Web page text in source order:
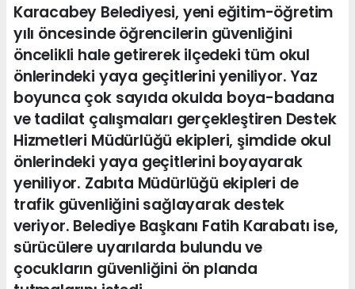
Karacabey Belediyesi, yeni eğitim-öğretim
yılı öncesinde öğrencilerin güvenliğini
öncelikli hale getirerek ilçedeki tüm okul
önlerindeki yaya geçitlerini yeniliyor. Yaz
boyunca çok sayıda okulda boya-badana
ve tadilat çalışmaları gerçekleştiren Destek
Hizmetleri Müdürlüğü ekipleri, şimdide okul
önlerindeki yaya geçitlerini boyayarak
yeniliyor. Zabıta Müdürlüğü ekipleri de
trafik güvenliğini sağlayarak destek
veriyor. Belediye Başkanı Fatih Karabatı ise,
sürücülere uyarılarda bulundu ve
çocukların güvenliğini ön planda